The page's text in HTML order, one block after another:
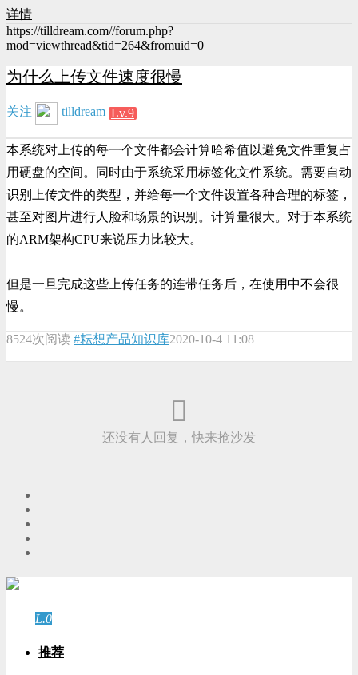
详情
https://tilldream.com//forum.php?
mod=viewthread&tid=264&fromuid=0
为什么上传文件速度很慢
关注 tilldream Lv.9
本系统对上传的每一个文件都会计算哈希值以避免文件重复占
用硬盘的空间。同时由于系统采用标签化文件系统。需要自动
识别上传文件的类型，并给每一个文件设置各种合理的标签，
甚至对图片进行人脸和场景的识别。计算量很大。对于本系统
的ARM架构CPU来说压力比较大。
但是一旦完成这些上传任务的连带任务后，在使用中不会很
慢。
8524次阅读 #耘想产品知识库2020-10-4 11:08
还没有人回复，快来抢沙发
L.0
推荐